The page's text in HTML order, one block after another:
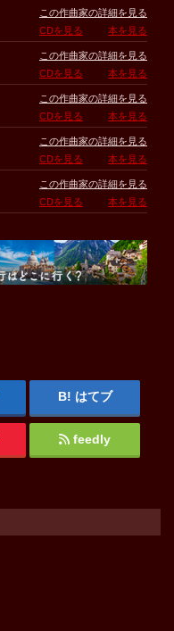
この作曲家の詳細を見る
CDを見る
本を見る
この作曲家の詳細を見る
CDを見る
本を見る
この作曲家の詳細を見る
CDを見る
本を見る
この作曲家の詳細を見る
CDを見る
本を見る
この作曲家の詳細を見る
CDを見る
本を見る
はてブ
feedly